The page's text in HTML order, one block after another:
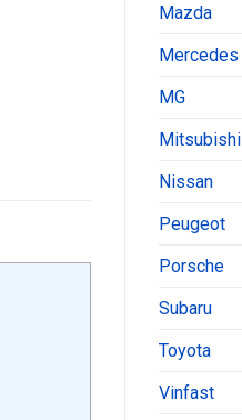
Mazda
Mercedes
MG
Mitsubishi
Nissan
Peugeot
Porsche
Subaru
Toyota
Vinfast